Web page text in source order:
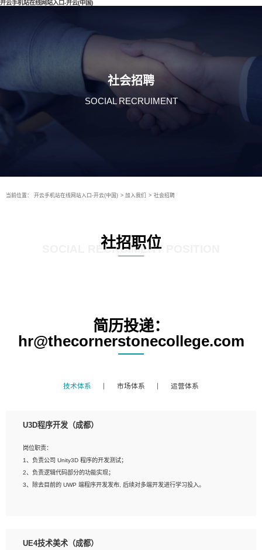
开云手机站在线网站入口-开云(中国)
社会招聘
SOCIAL RECRUIMENT
当前位置： 开云手机站在线网站入口-开云(中国) > 加入我们 > 社会招聘
社招职位
SOCIAL RECRUIMENT POSITION
简历投递：
hr@thecornerstonecollege.com
技术体系 市场体系 运营体系
U3D程序开发（成都）
岗位职责：
1、负责公司 Unity3D 程序的开发测试；
2、负责逻辑代码部分的功能实现；
3、除去目前的 UWP 端程序开发发布, 后续对多端开发进行学习投入。
2、熟练掌握 Unity3D 程序开发，精通 C# 语言开发；
UE4技术美术（成都）